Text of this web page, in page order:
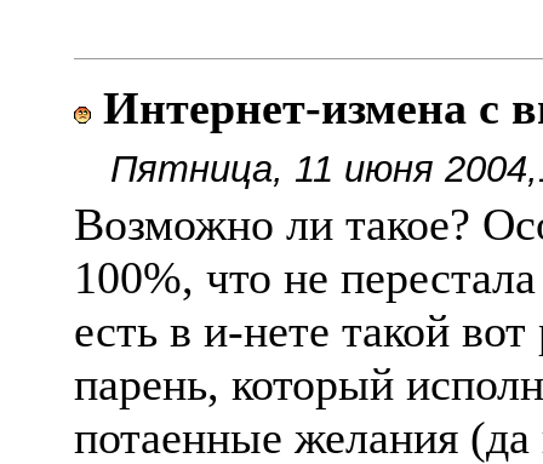
Интернет-измена с
Пятница, 11 июня
Возможно ли такое?
100%, что не
есть в и-нете такой
парень, который
потаенные желания (да